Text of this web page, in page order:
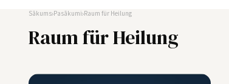
Sākums Pasākumi Raum für Heilung
Raum für Heilung